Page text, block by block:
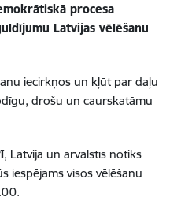
procesa
Latvijas vēlēšanu
iecirkņos un kļūt par daļu
drošu un caurskatāmu
, Latvijā un ārvalstīs notiks
iespējams visos vēlēšanu